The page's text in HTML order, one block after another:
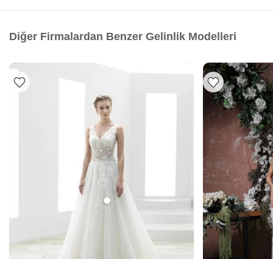
Diğer Firmalardan Benzer Gelinlik Modelleri